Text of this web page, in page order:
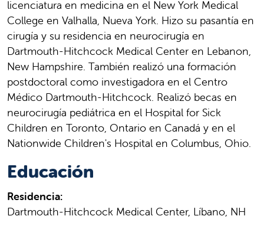
licenciatura en medicina en el New York Medical
College en Valhalla, Nueva York. Hizo su pasantía en
cirugía y su residencia en neurocirugía en
Dartmouth-Hitchcock Medical Center en Lebanon,
New Hampshire. También realizó una formación
postdoctoral como investigadora en el Centro
Médico Dartmouth-Hitchcock. Realizó becas en
neurocirugía pediátrica en el Hospital for Sick
Children en Toronto, Ontario en Canadá y en el
Nationwide Children's Hospital en Columbus, Ohio.
Educación
Residencia:
Dartmouth-Hitchcock Medical Center, Líbano, NH